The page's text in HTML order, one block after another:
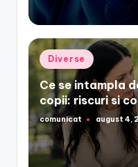
Posted
in
Diverse
Ce se intampla
copii: riscuri si
Posted
by
comunicat august 4,